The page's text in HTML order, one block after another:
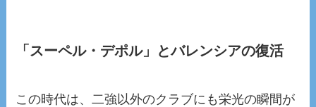
「スーペル・デポル」とバレンシアの復活
この時代は、二強以外のクラブにも栄光の瞬間が